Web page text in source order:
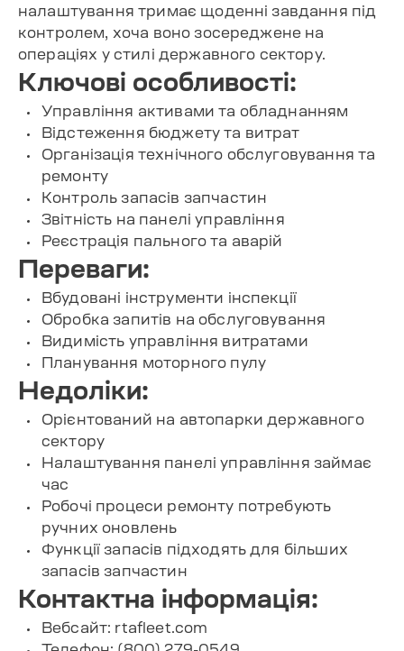
налаштування тримає щоденні завдання під
контролем, хоча воно зосереджене на
операціях у стилі державного сектору.
Ключові особливості:
Управління активами та обладнанням
Відстеження бюджету та витрат
Організація технічного обслуговування та
ремонту
Контроль запасів запчастин
Звітність на панелі управління
Реєстрація пального та аварій
Переваги:
Вбудовані інструменти інспекції
Обробка запитів на обслуговування
Видимість управління витратами
Планування моторного пулу
Недоліки:
Орієнтований на автопарки державного
сектору
Налаштування панелі управління займає
час
Робочі процеси ремонту потребують
ручних оновлень
Функції запасів підходять для більших
запасів запчастин
Контактна інформація:
Вебсайт: rtafleet.com